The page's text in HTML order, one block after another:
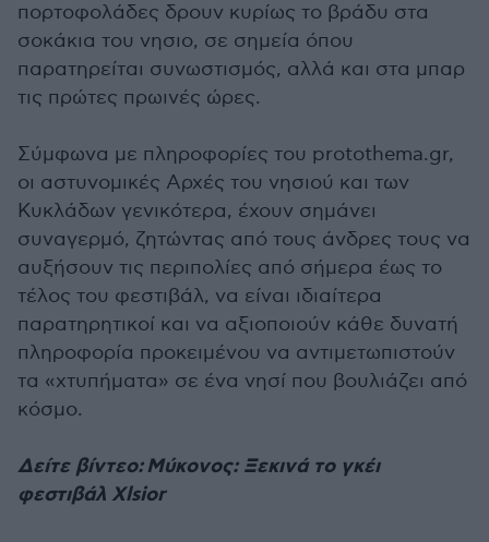
πορτοφολάδες δρουν κυρίως το βράδυ στα
σοκάκια του νησιο, σε σημεία όπου
παρατηρείται συνωστισμός, αλλά και στα μπαρ
τις πρώτες πρωινές ώρες.
Σύμφωνα με πληροφορίες του protothema.gr,
οι αστυνομικές Αρχές του νησιού και των
Κυκλάδων γενικότερα, έχουν σημάνει
συναγερμό, ζητώντας από τους άνδρες τους να
αυξήσουν τις περιπολίες από σήμερα έως το
τέλος του φεστιβάλ, να είναι ιδιαίτερα
παρατηρητικοί και να αξιοποιούν κάθε δυνατή
πληροφορία προκειμένου να αντιμετωπιστούν
τα «χτυπήματα» σε ένα νησί που βουλιάζει από
κόσμο.
Δείτε βίντεο: Μύκονος: Ξεκινά το γκέι
φεστιβάλ Xlsior